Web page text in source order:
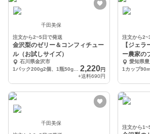
千田美保
注文から2~5日で発送
金沢梨のゼリー＆コンフィチュー
ル（お試しサイズ）
石川県金沢市
2,220円
+送料690円
注文から
【ジェ
ー農家の
愛知県
1カップ
千田美保
注文から